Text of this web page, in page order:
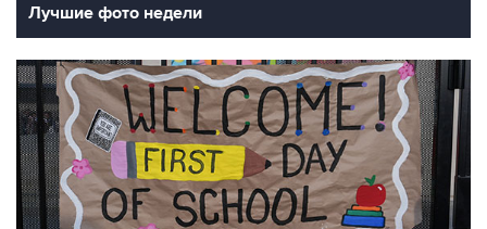
Лучшие фото недели